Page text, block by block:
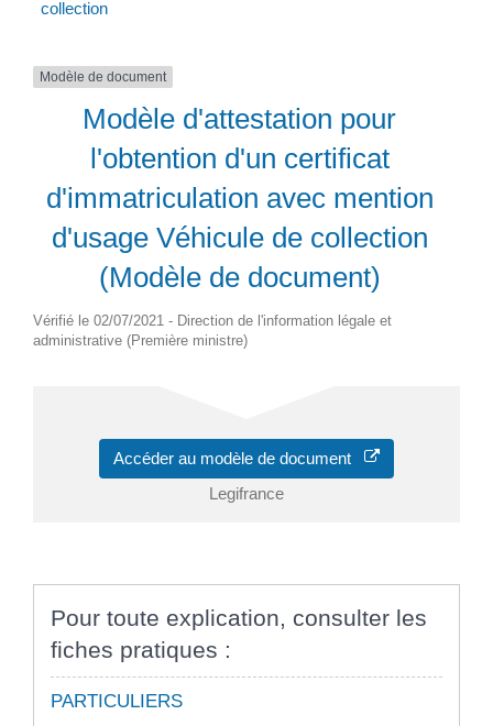
collection
Modèle de document
Modèle d'attestation pour
l'obtention d'un certificat
d'immatriculation avec mention
d'usage Véhicule de collection
(Modèle de document)
Vérifié le 02/07/2021 - Direction de l'information légale et
administrative (Première ministre)
Accéder au modèle de document
Legifrance
Pour toute explication, consulter les
fiches pratiques :
PARTICULIERS